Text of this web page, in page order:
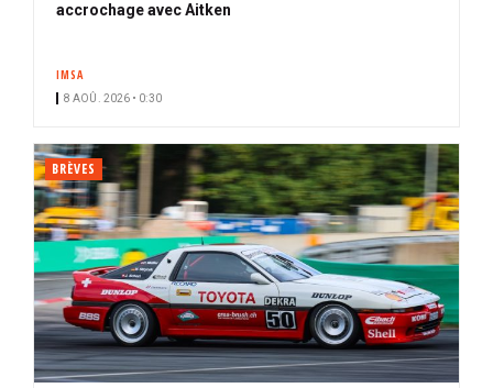
accrochage avec Aitken
IMSA
8 AOÛ. 2026 • 0:30
BRÈVES